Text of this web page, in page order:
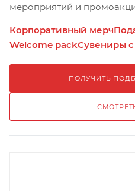
мероприятий и
Корпоративный мерч
Welcome packСувениры
ПОЛУЧИТЬ